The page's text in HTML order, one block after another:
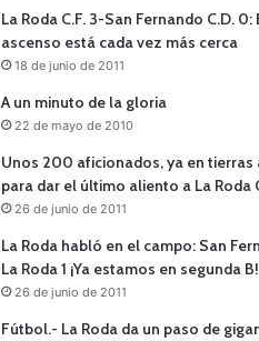
La Roda C.F. 3-San Fernando C.D.
ascenso está cada vez más cerca
18 de junio de 2011
A un minuto de la gloria
22 de mayo de 2010
Unos 200 aficionados, ya en tierras
para dar el último aliento a La Roda
26 de junio de 2011
La Roda habló en el campo: San
La Roda 1 ¡Ya estamos en segunda B!
26 de junio de 2011
Fútbol.- La Roda da un paso de